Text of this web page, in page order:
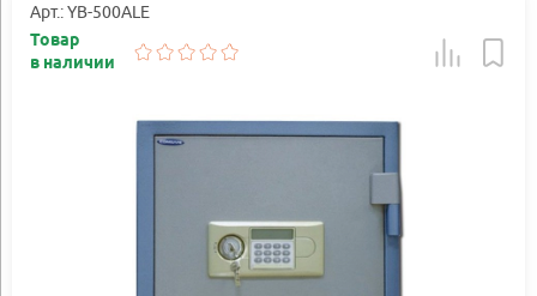
Арт.: YB-500ALE
Товар
в наличии